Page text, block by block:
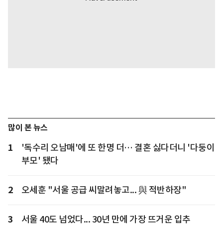
많이 본 뉴스
1
'독수리 오남매'에 또 한명 더… 결혼 싫다더니 '다둥이
부모' 됐다
2 오세훈 "서울 공급 씨말려놓고... 與 적반하장"
3 서울 40도 넘었다... 30년 만에 가장 뜨거운 입추